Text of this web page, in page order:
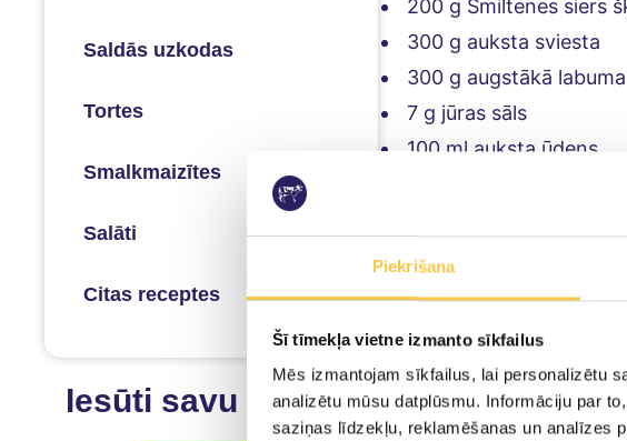
Piekrišana
Šī tīmekļa vietne izmanto sīkfailus
Mēs izmantojam sīkfailus, lai personalizētu
analizētu mūsu datplūsmu. Informāciju par
saziņas līdzekļu, reklamēšanas un analīzes
Saldās uzkodas
Tortes
Smalkmaizītes
Salāti
Citas receptes
Iesūti savu recepti
200 g Smiltenes siers
300 g auksta sviesta
300 g augstākā
7 g jūras sāls
100 ml auksta ūdens
maza sauja sakapāta
Pagatavošana
Bļodā ieber miltus, sāli